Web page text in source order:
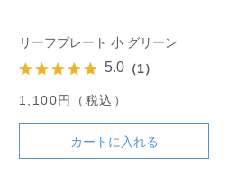
リーフプレート 小 グリーン
5.0 （1）
1,100円（税込）
カートに入れる